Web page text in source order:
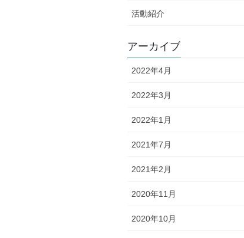
活動紹介
アーカイブ
2022年4月
2022年3月
2022年1月
2021年7月
2021年2月
2020年11月
2020年10月